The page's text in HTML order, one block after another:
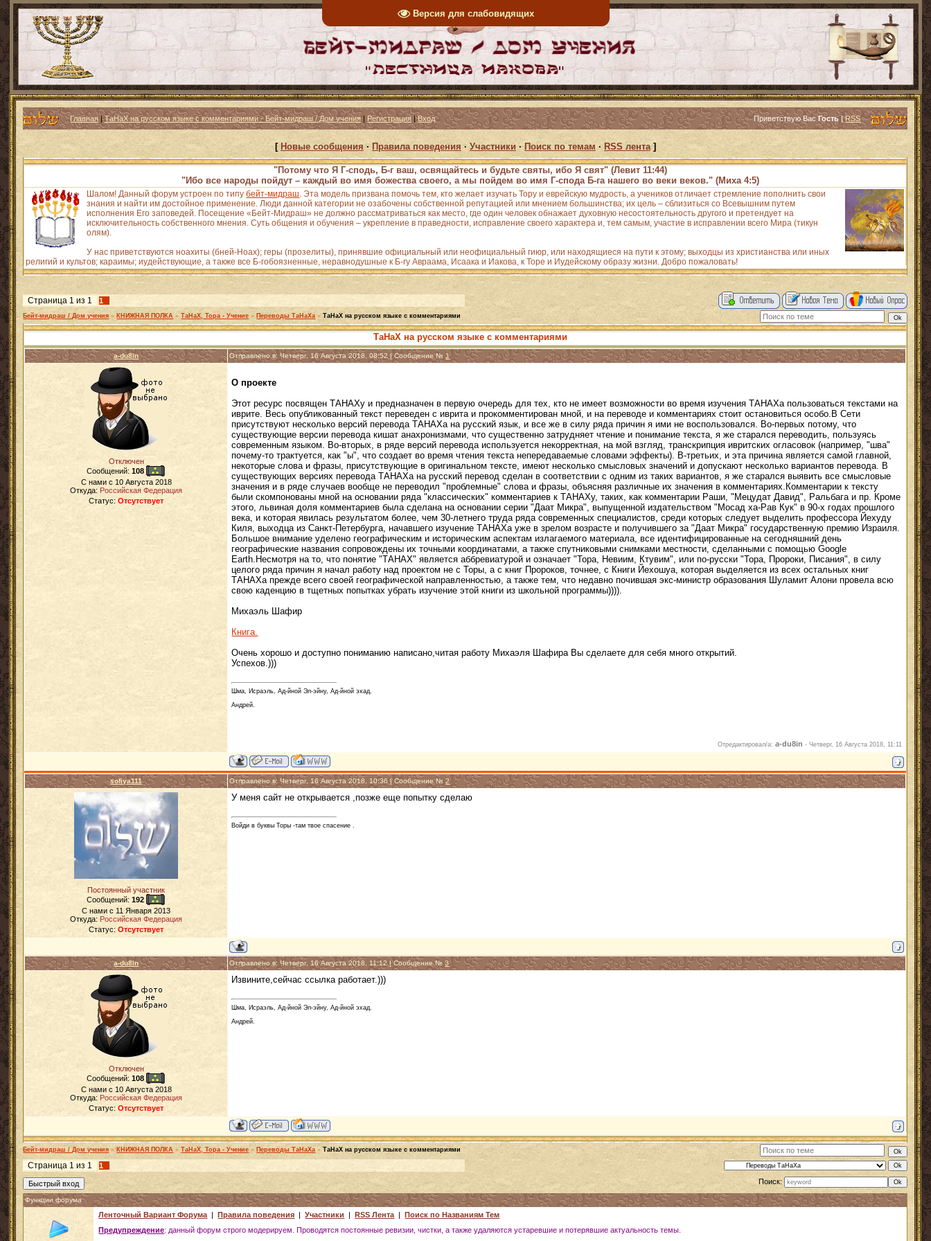
Версия для слабовидящих
Главная|ТаНаХ на русском языке с комментариями - Бейт-мидраш / Дом учения| Регистрация|Вход Приветствую Вас Гость|RSS
[ Новые сообщения · Правила поведения · Участники· Поиск по темам · RSS лента]
"Потому что Я Г-сподь, Б-г ваш, освящайтесь и будьте святы, ибо Я свят" (Левит 11:44)
"Ибо все народы пойдут – каждый во имя божества своего, а мы пойдем во имя Г-спода Б-га нашего во веки веков." (Миха 4:5)
Шалом! Данный форум устроен по типубейт-мидраш. Эта модель призвана помочь тем, кто желает изучать Тору и еврейскую мудрость, а учеников отличает стремление пополнить свои
знания и найти им достойное применение. Люди данной категории не озабочены собственной репутацией или мнением большинства; их цель – сблизиться со Всевышним путем
исполнения Его заповедей. Посещение «Бейт-Мидраш» не должно рассматриваться как место, где один человек обнажает духовную несостоятельность другого и претендует на
исключительность собственного мнения. Суть общения и обучения – укрепление в праведности, исправление своего характера и, тем самым, участие в исправлении всего Мира (тикун
олям).
У нас приветствуются ноахиты (бней-Ноах); геры (прозелиты), принявшие официальный или неофициальный гиюр, или находящиеся на пути к этому; выходцы из христианства или иных
религий и культов; караимы; иудействующие, а также все Б-гобоязненные, неравнодушные к Б-гу Авраама, Исаака и Иакова, к Торе и Иудейскому образу жизни. Добро пожаловать!
Страница 1 из 1 1
Бейт-мидраш / Дом учения » КНИЖНАЯ ПОЛКА » ТаНаХ, Тора - Учение » Переводы ТаНаХа » ТаНаХ на русском языке с комментариями
ТаНаХ на русском языке с комментариями
a-du8in Отправлено в: Четверг, 16 Августа 2018, 08:52 | Сообщение № 1
Отключен
Сообщений:108
C нами с 10 Августа 2018
Откуда: Российская Федерация
Статус:Отсутствует
О проекте
Этот ресурс посвящен ТАНАХу и предназначен в первую очередь для тех, кто не имеет возможности во время изучения ТАНАХа пользоваться текстами на
иврите. Весь опубликованный текст переведен с иврита и прокомментирован мной, и на переводе и комментариях стоит остановиться особо.В Сети
присутствуют несколько версий перевода ТАНАХа на русский язык, и все же в силу ряда причин я ими не воспользовался. Во-первых потому, что
существующие версии перевода кишат анахронизмами, что существенно затрудняет чтение и понимание текста, я же старался переводить, пользуясь
современным языком. Во-вторых, в ряде версий перевода используется некорректная, на мой взгляд, транскрипция ивритских огласовок (например, "шва"
почему-то трактуется, как "ы", что создает во время чтения текста непередаваемые словами эффекты). В-третьих, и эта причина является самой главной,
некоторые слова и фразы, присутствующие в оригинальном тексте, имеют несколько смысловых значений и допускают несколько вариантов перевода. В
существующих версиях перевода ТАНАХа на русский перевод сделан в соответствии с одним из таких вариантов, я же старался выявить все смысловые
значения и в ряде случаев вообще не переводил "проблемные" слова и фразы, объясняя различные их значения в комментариях.Комментарии к тексту
были скомпонованы мной на основании ряда "классических" комментариев к ТАНАХу, таких, как комментарии Раши, "Мецудат Давид", Ральбага и пр. Кроме
этого, львиная доля комментариев была сделана на основании серии "Даат Микра", выпущенной издательством "Мосад ха-Рав Кук" в 90-х годах прошлого
века, и которая явилась результатом более, чем 30-летнего труда ряда современных специалистов, среди которых следует выделить профессора Йехуду
Киля, выходца из Санкт-Петербурга, начавшего изучение ТАНАХа уже в зрелом возрасте и получившего за "Даат Микра" государственную премию Израиля.
Большое внимание уделено географическим и историческим аспектам излагаемого материала, все идентифицированные на сегодняшний день
географические названия сопровождены их точными координатами, а также спутниковыми снимками местности, сделанными с помощью Google
Earth.Несмотря на то, что понятие "ТАНАХ" является аббревиатурой и означает "Тора, Невиим, Ктувим", или по-русски "Тора, Пророки, Писания", в силу
целого ряда причин я начал работу над проектом не с Торы, а с книг Пророков, точнее, с Книги Йехошуа, которая выделяется из всех остальных книг
ТАНАХа прежде всего своей географической направленностью, а также тем, что недавно почившая экс-министр образования Шуламит Алони провела всю
свою каденцию в тщетных попытках убрать изучение этой книги из школьной программы)))).
Михаэль Шафир
Книга.
Очень хорошо и доступно пониманию написано,читая работу Михаэля Шафира Вы сделаете для себя много открытий.
Успехов.)))
Шма, Исраэль, Ад-йной Эл-эйну, Ад-йной эхад.
Андрей.
Отредактировал/а:a-du8in -Четверг, 16 Августа 2018, 11:11
sofiya111 Отправлено в: Четверг, 16 Августа 2018, 10:36 | Сообщение №2
Постоянный участник
Сообщений:192
C нами с 11 Января 2013
Откуда: Российская Федерация
Статус:Отсутствует
У меня сайт не открывается ,позже еще попытку сделаю
Войди в буквы Торы -там твое спасение .
a-du8in Отправлено в: Четверг, 16 Августа 2018, 11:12 | Сообщение №3
Отключен
Сообщений:108
C нами с 10 Августа 2018
Откуда: Российская Федерация
Статус:Отсутствует
Извините,сейчас ссылка работает.)))
Шма, Исраэль, Ад-йной Эл-эйну, Ад-йной эхад.
Андрей.
Бейт-мидраш / Дом учения » КНИЖНАЯ ПОЛКА » ТаНаХ, Тора - Учение » Переводы ТаНаХа » ТаНаХ на русском языке с комментариями
Страница 1 из 1
1
Поиск:
Функции форума
Ленточный Вариант Форума |Правила поведения |Участники |RSS Лента |Поиск по Названиям Тем
Предупреждение: данный форум строго модерируем. Проводятся постоянные ревизии, чистки, а также удаляются устаревшие и потерявшие актуальность темы.